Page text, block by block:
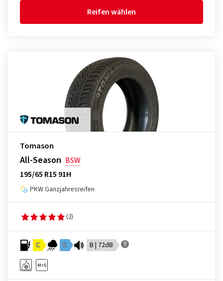
Reifen wählen
Tomason
All-Season BSW
195/65 R15 91H
PKW Ganzjahresreifen
(2)
C C B | 72dB